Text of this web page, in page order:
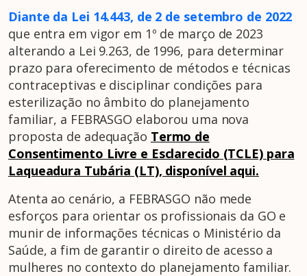
Diante da Lei 14.443, de 2 de setembro de 2022
que entra em vigor em 1º de março de 2023
alterando a Lei 9.263, de 1996, para determinar
prazo para oferecimento de métodos e técnicas
contraceptivas e disciplinar condições para
esterilização no âmbito do planejamento
familiar, a FEBRASGO elaborou uma nova
proposta de adequação Termo de
Consentimento Livre e Esclarecido (TCLE) para
Laqueadura Tubária (LT), disponível aqui.
Atenta ao cenário, a FEBRASGO não mede
esforços para orientar os profissionais da GO e
munir de informações técnicas o Ministério da
Saúde, a fim de garantir o direito de acesso a
mulheres no contexto do planejamento familiar.